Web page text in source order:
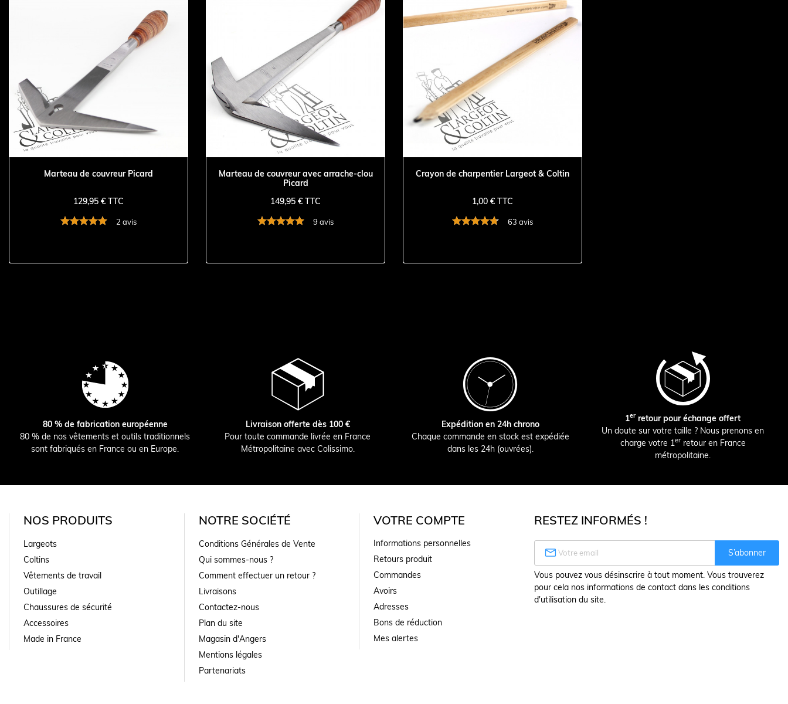
Marteau de couvreur Picard
129,95 € TTC
2 avis
Marteau de couvreur avec arrache-clou
Picard
149,95 € TTC
9 avis
Crayon de charpentier Largeot & Coltin
1,00 € TTC
63 avis
80 % de fabrication européenne
80 % de nos vêtements et outils traditionnels
sont fabriqués en France ou en Europe.
Livraison offerte dès 100 €
Pour toute commande livrée en France
Métropolitaine avec Colissimo.
Expédition en 24h chrono
Chaque commande en stock est expédiée
dans les 24h (ouvrées).
1er retour pour échange offert
Un doute sur votre taille ? Nous prenons en
charge votre 1erretour en France
métropolitaine.
NOS PRODUITS
Largeots
Coltins
Vêtements de travail
Outillage
Chaussures de sécurité
Accessoires
Made in France
NOTRE SOCIÉTÉ
Conditions Générales de Vente
Qui sommes-nous ?
Comment effectuer un retour ?
Livraisons
Contactez-nous
Plan du site
Magasin d'Angers
Mentions légales
Partenariats
VOTRE COMPTE
Informations personnelles
Retours produit
Commandes
Avoirs
Adresses
Bons de réduction
Mes alertes
RESTEZ INFORMÉS !
 S’abonner
Vous pouvez vous désinscrire à tout moment. Vous trouverez
pour cela nos informations de contact dans les conditions
d'utilisation du site.